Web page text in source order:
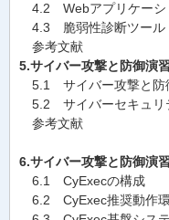
4.2 Webアプリケーシ
4.3 脆弱性診断ツール
参考文献
5.サイバー攻撃と防御演
5.1 サイバー攻撃と防
5.2 サイバーセキュリ
参考文献
6.サイバー攻撃と防御演
6.1 CyExecの構成
6.2 CyExec推奨動作